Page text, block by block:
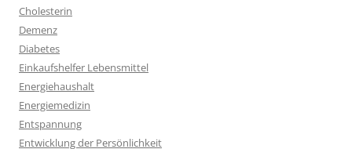
Cholesterin
Demenz
Diabetes
Einkaufshelfer Lebensmittel
Energiehaushalt
Energiemedizin
Entspannung
Entwicklung der Persönlichkeit